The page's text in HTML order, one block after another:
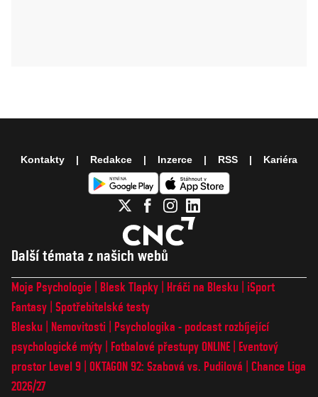
Další témata z našich webů
Moje Psychologie Blesk Tlapky Hráči na Blesku
iSport
Fantasy Spotřebitelské testy
Blesku
Nemovitosti
Psychologika - podcast rozbíjející
psychologické mýty
Fotbalové přestupy ONLINE
Eventový
prostor Level 9 OKTAGON 92: Szabová vs. Pudilová
Chance Liga
2026/27
Kontakty Redakce Inzerce RSS Kariéra